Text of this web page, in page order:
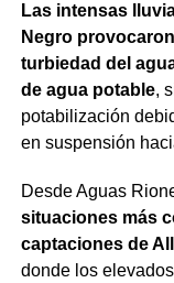
Las intensas
Negro
turbiedad del
de agua potable,
potabilización
en suspensión
Desde Aguas
situaciones más
captaciones de
donde los